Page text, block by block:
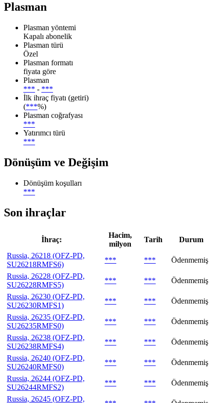
Plasman
Plasman yöntemi
Kapalı abonelik
Plasman türü
Özel
Plasman formatı
fiyata göre
Plasman
*** - ***
İlk ihraç fiyatı (getiri)
(***%)
Plasman coğrafyası
***
Yatırımcı türü
***
Dönüşüm ve Değişim
Dönüşüm koşulları
***
Son ihraçlar
İhraç:
Hacim,
milyon
Tarih
Durum
Russia, 26218 (OFZ-PD,
SU26218RMFS6)
*** ***
Ödenmemiş
Russia, 26228 (OFZ-PD,
SU26228RMFS5)
*** ***
Ödenmemiş
Russia, 26230 (OFZ-PD,
SU26230RMFS1)
*** ***
Ödenmemiş
Russia, 26235 (OFZ-PD,
SU26235RMFS0)
*** ***
Ödenmemiş
Russia, 26238 (OFZ-PD,
SU26238RMFS4)
*** ***
Ödenmemiş
Russia, 26240 (OFZ-PD,
SU26240RMFS0)
*** ***
Ödenmemiş
Russia, 26244 (OFZ-PD,
SU26244RMFS2)
*** ***
Ödenmemiş
Russia, 26245 (OFZ-PD,